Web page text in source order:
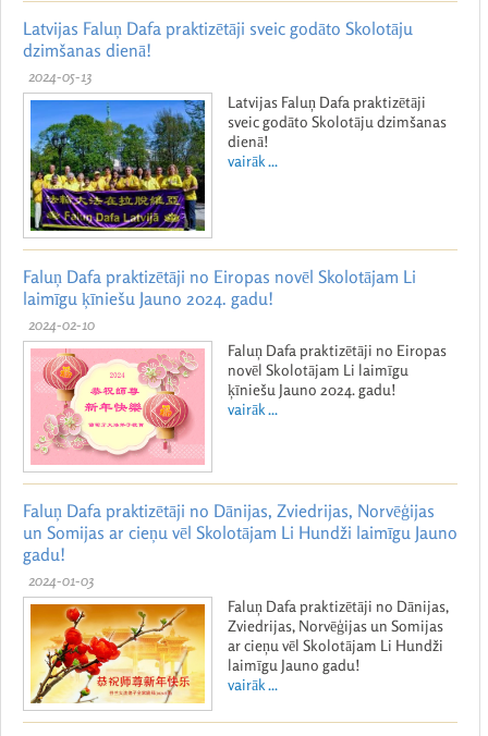
Latvijas Faluņ Dafa praktizētāji sveic godāto Skolotāju
dzimšanas dienā!
2024-05-13
Latvijas Faluņ Dafa praktizētāji
sveic godāto Skolotāju dzimšanas
dienā!
vairāk ...
Faluņ Dafa praktizētāji no Eiropas novēl Skolotājam Li
laimīgu ķīniešu Jauno 2024. gadu!
2024-02-10
Faluņ Dafa praktizētāji no Eiropas
novēl Skolotājam Li laimīgu
ķīniešu Jauno 2024. gadu!
vairāk ...
Faluņ Dafa praktizētāji no Dānijas, Zviedrijas, Norvēģijas
un Somijas ar cieņu vēl Skolotājam Li Hundži laimīgu Jauno
gadu!
2024-01-03
Faluņ Dafa praktizētāji no Dānijas,
Zviedrijas, Norvēģijas un Somijas
ar cieņu vēl Skolotājam Li Hundži
laimīgu Jauno gadu!
vairāk ...